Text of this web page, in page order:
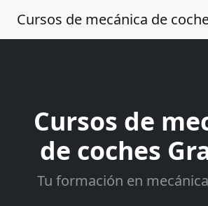
Cursos de mecánica de
Cursos de
de coches
Tu formación en